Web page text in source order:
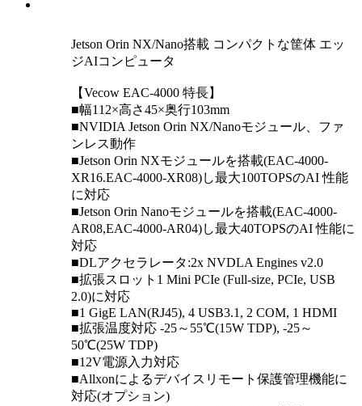
Jetson Orin NX/Nano搭載 コンパクトな筐体 エッ
ジAIコンピュータ
【Vecow EAC-4000 特長】
■幅112×高さ45×奥行103mm
■NVIDIA Jetson Orin NX/Nanoモジュール、ファ
ンレス動作
■Jetson Orin NXモジュールを搭載(EAC-4000-
XR16.EAC-4000-XR08)し最大100TOPSのAI 性能
に対応
■Jetson Orin Nanoモジュールを搭載(EAC-4000-
AR08,EAC-4000-AR04)し最大40TOPSのAI 性能に
対応
■DLアクセラレータ:2x NVDLA Engines v2.0
■拡張スロット1 Mini PCIe (Full-size, PCIe, USB
2.0)に対応
■1 GigE LAN(RJ45), 4 USB3.1, 2 COM, 1 HDMI
■拡張温度対応 -25～55℃(15W TDP), -25～
50℃(25W TDP)
■12V電源入力対応
■Allxonによるデバイスリモート保護管理機能に
対応(オプション)